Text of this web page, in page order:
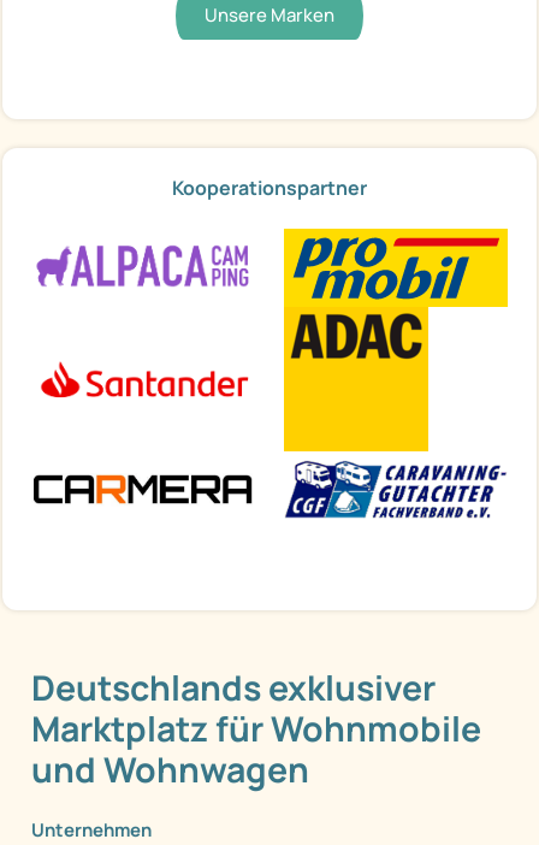
Unsere Marken
Kooperationspartner
Deutschlands exklusiver
Marktplatz für Wohnmobile
und Wohnwagen
Unternehmen